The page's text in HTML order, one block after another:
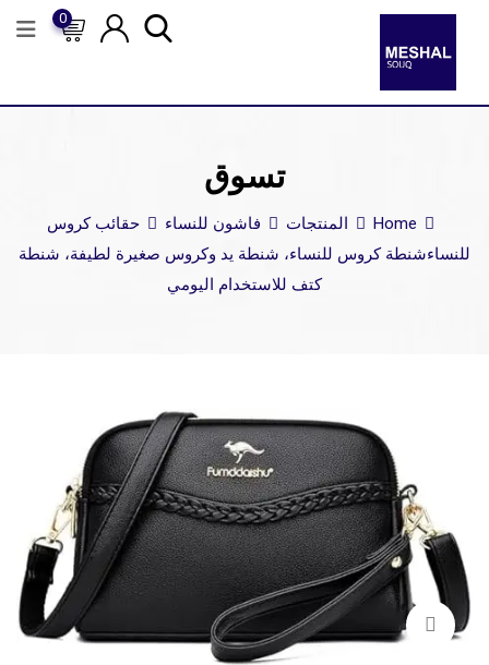
0
تسوق
Home المنتجات فاشون للنساء
حقائب كروس
للنساءشنطة كروس للنساء، شنطة يد وكروس صغيرة لطيفة، شنطة
كتف للاستخدام اليومي